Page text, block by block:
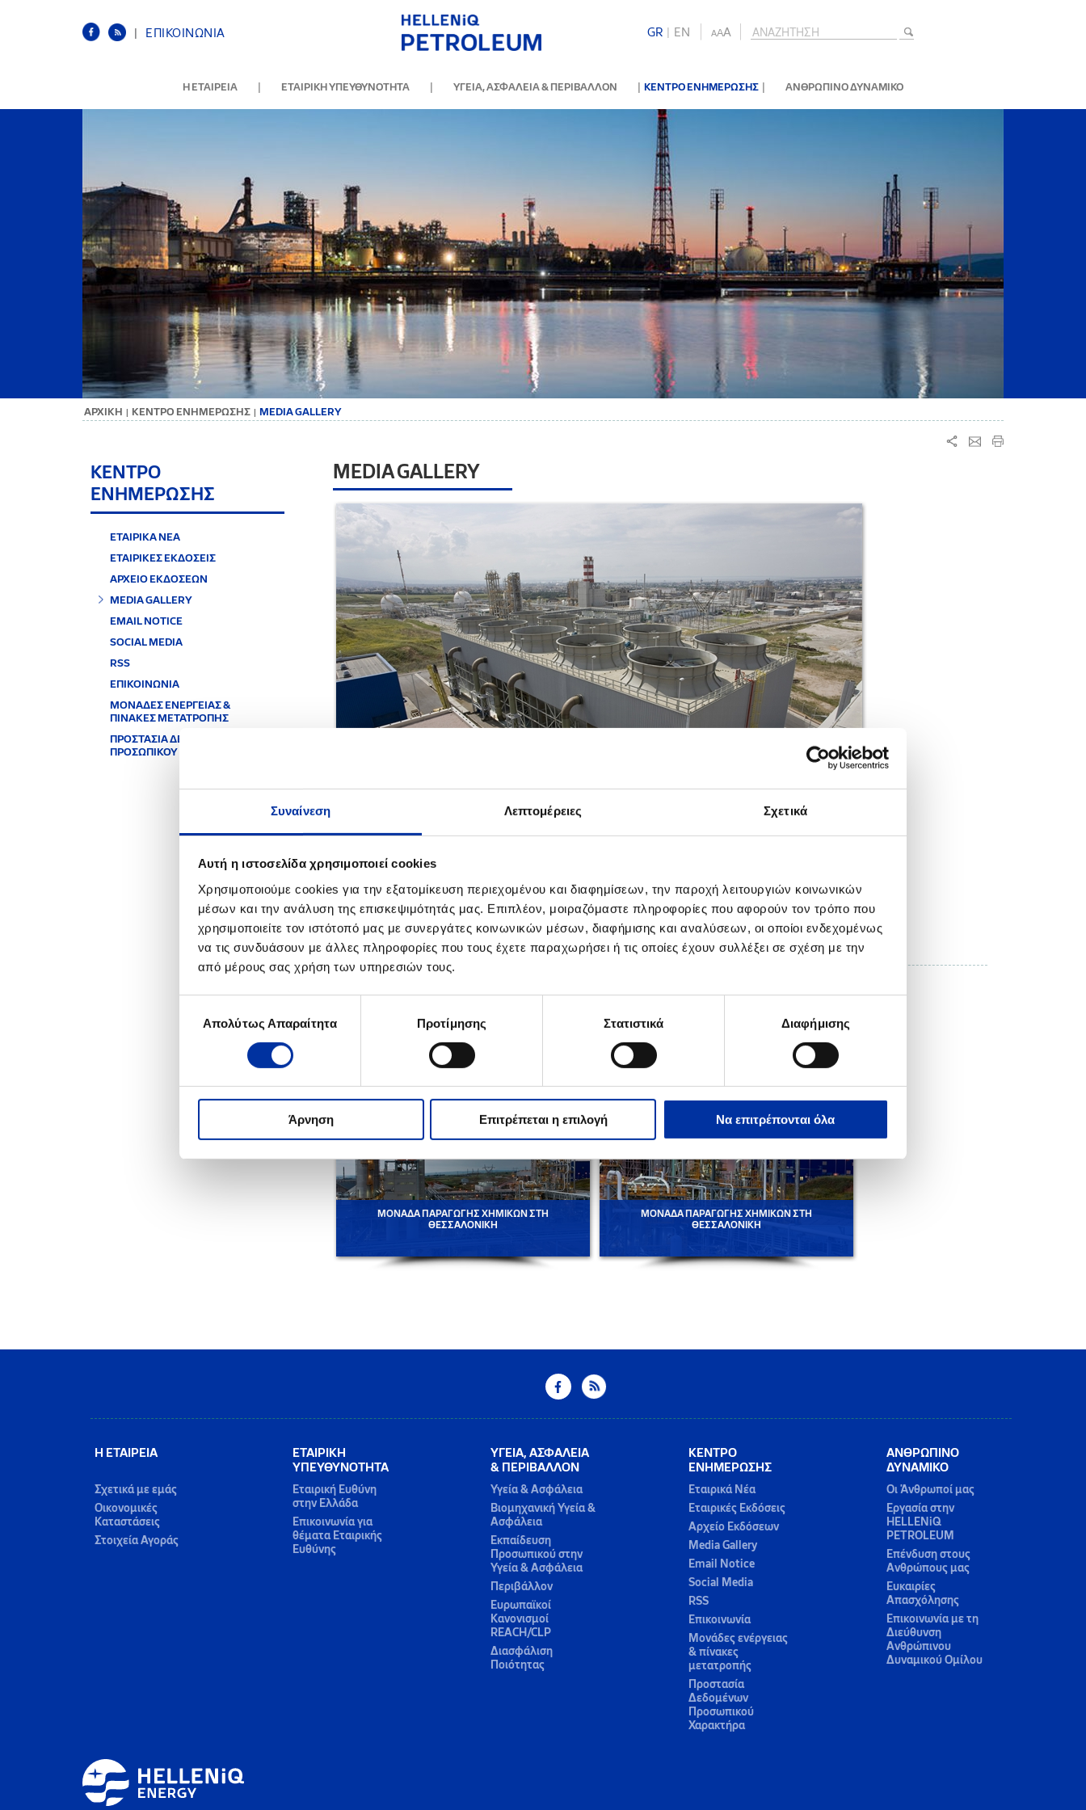
Συναίνεση Λεπτομέρειες Σχετικά
Αυτή η ιστοσελίδα χρησιμοποιεί cookies
Χρησιμοποιούμε cookies για την εξατομίκευση περιεχομένου και διαφημίσεων, την παροχή λειτουργιών κοινωνικών
μέσων και την ανάλυση της επισκεψιμότητάς μας. Επιπλέον, μοιραζόμαστε πληροφορίες που αφορούν τον τρόπο που
χρησιμοποιείτε τον ιστότοπό μας με συνεργάτες κοινωνικών μέσων, διαφήμισης και αναλύσεων, οι οποίοι ενδεχομένως
να τις συνδυάσουν με άλλες πληροφορίες που τους έχετε παραχωρήσει ή τις οποίες έχουν συλλέξει σε σχέση με την
από μέρους σας χρήση των υπηρεσιών τους.
συγκατάθεσης
Απολύτως Απαραίτητα Προτίμησης Στατιστικά Διαφήμισης
Άρνηση Επιτρέπεται η επιλογή Να επιτρέπονται όλα
| ΕΠΙΚΟΙΝΩΝΙΑ GR | ΕΝ AAA
Η ΕΤΑΙΡΕΙΑ | ΕΤΑΙΡΙΚΗ ΥΠΕΥΘΥΝΟΤΗΤΑ | ΥΓΕΙΑ, ΑΣΦΑΛΕΙΑ & ΠΕΡΙΒΑΛΛΟΝ | ΚΕΝΤΡΟ ΕΝΗΜΕΡΩΣΗΣ | ΑΝΘΡΩΠΙΝΟ ΔΥΝΑΜΙΚΟ
ΑΡΧΙΚΗ | ΚΕΝΤΡΟ ΕΝΗΜΕΡΩΣΗΣ | MEDIA GALLERY
ΚΕΝΤΡΟ
ΕΝΗΜΕΡΩΣΗΣ
ΕΤΑΙΡΙΚΑ ΝΕΑ
ΕΤΑΙΡΙΚΕΣ ΕΚΔΟΣΕΙΣ
ΑΡΧΕΙΟ ΕΚΔΟΣΕΩΝ
MEDIA GALLERY
EMAIL NOTICE
SOCIAL MEDIA
RSS
ΕΠΙΚΟΙΝΩΝΙΑ
ΜΟΝΑΔΕΣ ΕΝΕΡΓΕΙΑΣ &
ΠΙΝΑΚΕΣ ΜΕΤΑΤΡΟΠΗΣ
ΠΡΟΣΤΑΣΙΑ ΔΕΔΟΜΕΝΩΝ
ΠΡΟΣΩΠΙΚΟΥ ΧΑΡΑΚΤΗΡΑ
MEDIA GALLERY
ΠΡΟΣΘΗΚΗ ΣΤΑ DOWNLOADS ΚΑΤΕΒΑΣΤΕ ΤΗ ΦΩΤΟΓΡΑΦΙΑ
Elpedison BV
ΣΧΕΤΙΚΟ ΥΛΙΚΟ
ΜΟΝΑΔΑ ΠΑΡΑΓΩΓΗΣ ΧΗΜΙΚΩΝ ΣΤΗ
ΘΕΣΣΑΛΟΝΙΚΗ
ΜΟΝΑΔΑ ΠΑΡΑΓΩΓΗΣ ΧΗΜΙΚΩΝ ΣΤΗ
ΘΕΣΣΑΛΟΝΙΚΗ
Η ΕΤΑΙΡΕΙΑ
Σχετικά με εμάς
Οικονομικές
Καταστάσεις
Στοιχεία Αγοράς
ΕΤΑΙΡΙΚΗ
ΥΠΕΥΘΥΝΟΤΗΤΑ
Εταιρική Ευθύνη
στην Ελλάδα
Επικοινωνία για
θέματα Εταιρικής
Ευθύνης
ΥΓΕΙΑ, ΑΣΦΑΛΕΙΑ
& ΠΕΡΙΒΑΛΛΟΝ
Υγεία & Ασφάλεια
Βιομηχανική Υγεία &
Ασφάλεια
Εκπαίδευση
Προσωπικού στην
Υγεία & Ασφάλεια
Περιβάλλον
Ευρωπαϊκοί
Κανονισμοί
REACH/CLP
Διασφάλιση
Ποιότητας
ΚΕΝΤΡΟ
ΕΝΗΜΕΡΩΣΗΣ
Εταιρικά Νέα
Εταιρικές Εκδόσεις
Αρχείο Εκδόσεων
Media Gallery
Email Notice
Social Media
RSS
Επικοινωνία
Μονάδες ενέργειας
& πίνακες
μετατροπής
Προστασία
Δεδομένων
Προσωπικού
Χαρακτήρα
ΑΝΘΡΩΠΙΝΟ
ΔΥΝΑΜΙΚΟ
Οι Άνθρωποί μας
Εργασία στην
HELLENiQ
PETROLEUM
Επένδυση στους
Ανθρώπους μας
Ευκαιρίες
Απασχόλησης
Επικοινωνία με τη
Διεύθυνση
Ανθρώπινου
Δυναμικού Ομίλου